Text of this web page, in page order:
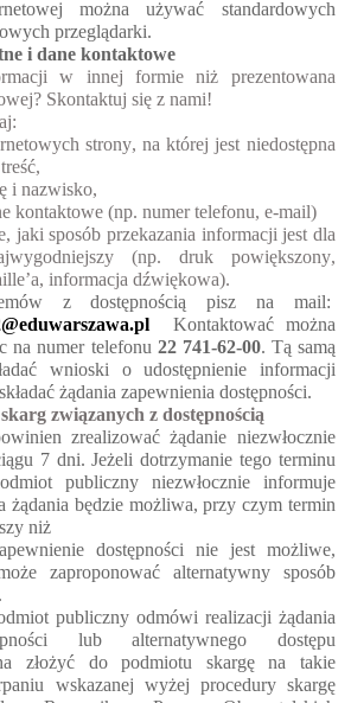
można używać standardowych
przeglądarki.
i dane kontaktowe
w innej formie niż prezentowana
Skontaktuj się z nami!
strony, na której jest niedostępna
i nazwisko,
kontaktowe (np. numer telefonu, e-mail)
jaki sposób przekazania informacji jest dla
(np. druk powiększony,
informacja dźwiękowa).
z dostępnością pisz na mail:
@eduwarszawa.pl Kontaktować można
na numer telefonu 22 741-62-00. Tą samą
wnioski o udostępnienie informacji
żądania zapewnienia dostępności.
związanych z dostępnością
zrealizować żądanie niezwłocznie
7 dni. Jeżeli dotrzymanie tego terminu
publiczny niezwłocznie informuje
żądania będzie możliwa, przy czym termin
niż
dostępności nie jest możliwe,
zaproponować alternatywny sposób
publiczny odmówi realizacji żądania
lub alternatywnego dostępu
złożyć do podmiotu skargę na takie
wskazanej wyżej procedury skargę